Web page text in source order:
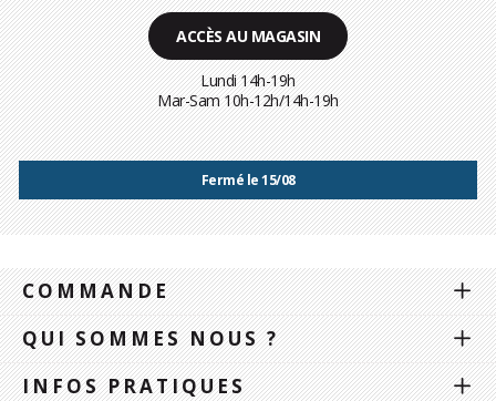
ACCÈS AU MAGASIN
Lundi 14h-19h
Mar-Sam 10h-12h/14h-19h
Fermé le 15/08
COMMANDE
QUI SOMMES NOUS ?
INFOS PRATIQUES